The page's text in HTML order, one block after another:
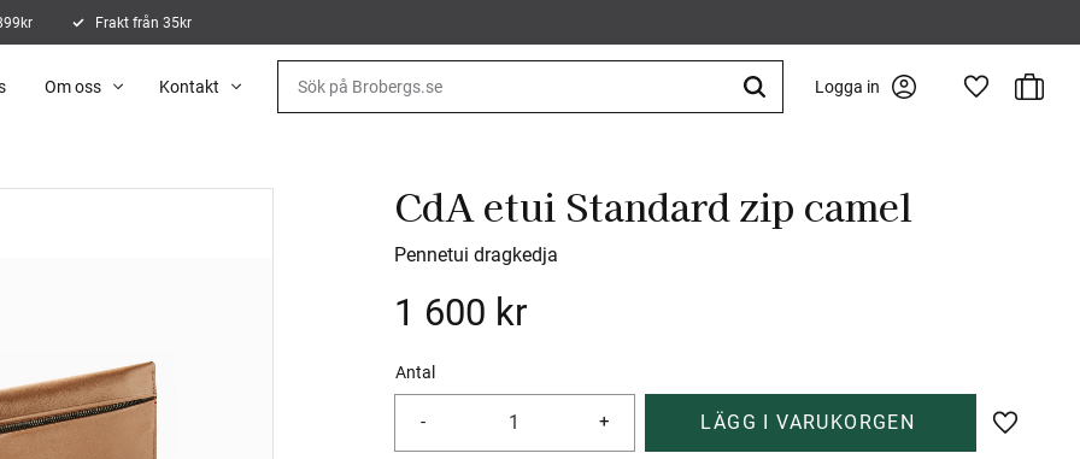
Frakt från 35kr
Logga in Favoriter
Om oss Kontakt
CdA etui Standard zip camel
Pennetui dragkedja
1 600 kr
Antal
+
-
Lägg till